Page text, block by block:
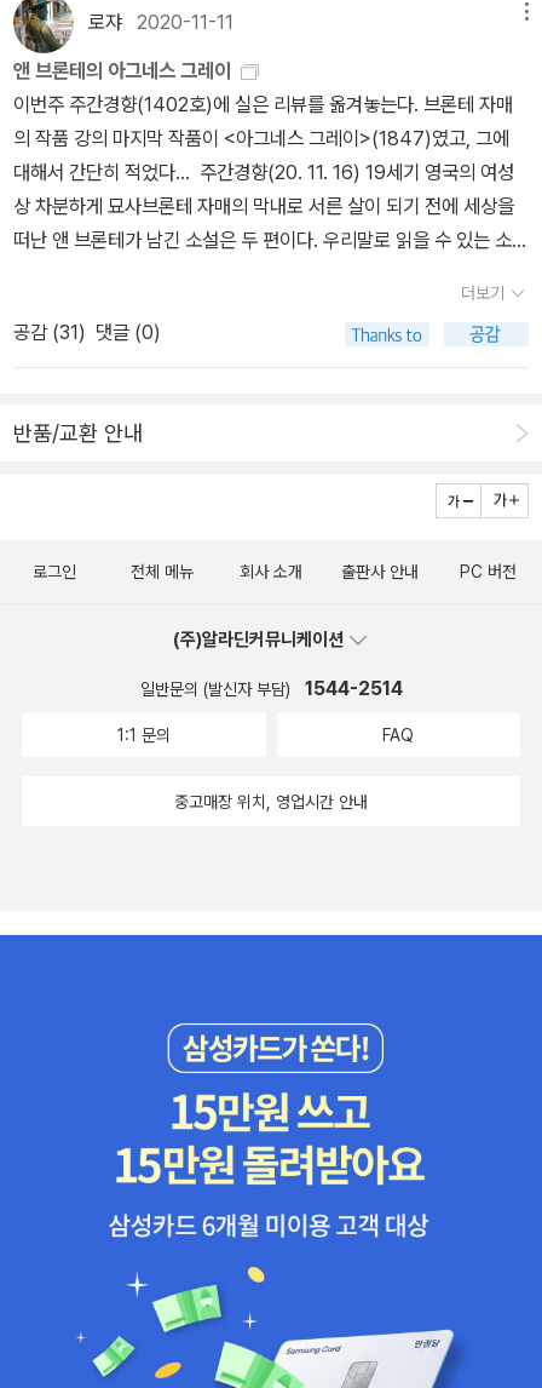
로쟈 2020-11-11
앤 브론테의 아그네스 그레이
이번주 주간경향(1402호)에 실은 리뷰를 옮겨놓는다. 브론테 자매
의 작품 강의 마지막 작품이 <아그네스 그레이>(1847)였고, 그에
대해서 간단히 적었다... 주간경향(20. 11. 16) 19세기 영국의 여성
상 차분하게 묘사브론테 자매의 막내로 서른 살이 되기 전에 세상을
떠난 앤 브론테가 남긴 소설은 두 편이다. 우리말로 읽을 수 있는 소설
그레이> 한 편이다. 주인공의 이름이 제목인 점에서, 그리고 아그네
스가 가정교사라는 점에서 <폭풍의 언덕>보다는 샬럿 브론테의 <제
인 에어>와 닮았고, 또 자연스레 그와 비교된다. 소위 가정교사 소설
작으로 평가받는 <폭풍의 언덕>에 비하면 앤 브론테나 <아그네스 그
레이>는 덜 알려졌다. 영국에서도 사정은 마찬가지로 세 자매 가운데
가장 덜 흥미로운 인물이라는 게 일반적인 평가다. 언니 샬럿의 회상
은 부족했지만, 그만의 독특한 미덕의 소유자였다. 문학에 한정하자
니보다 앤에게 돌려져야 할 듯싶다.<아그네스 그레이>는 무엇보다
현실의 사실적인 재현에 주력한다. 작품에서는 가정교사 아그네스가
남성들이 국외로 빠져나가고 다른 한편으론 결혼 비용의 상승으로 결
여성이었고, 이들은 절실하게 생계의 방편을 찾아야 했다. 교구 목사
가정교사는 가난한 사람들의 대표자로 간주되기도 했다. 소설은 아그
네스가 가정교사로서 겪는 일을 일인칭 시점으로 자세하게, 그리고
실감나게 묘사한다. 제인 에어가 이상적인 여성상을 시범적으로 보여
준다면 아그네스는 현실적인 여성상을 제시한다. <제인 에어>에서는
제인이 결국 자신을 고용한 주인 로체스터와 결혼하는 반면 <아그네
스 그레이>의 아그네스는 교구 목사와 결혼해 행복한 가정을 꾸리는
결말로 마무리된다.제인 에어의 극적인 드라마가 빠진 자리를 채우고
있는 건 아그네스가 가르치기도 한 귀족 계급의 처녀 로잘리의 결혼
이야기다. 제인 오스틴 소설의 인물로도 등장할 법한 로잘리는 자신
의 미모와 지위에 대한 허영으로만 채워진 여성이다. 그는 아그네스
와 같은 ‘하층’ 계급을 무시하며 부유한 귀족과 결혼하여 대저택의 안
더보기
공감 (31) 댓글 (0)
반품/교환 안내
로그인 전체 메뉴 회사 소개 출판사 안내 PC 버전
(주)알라딘커뮤니케이션
일반문의 (발신자 부담) 1544-2514
1:1 문의 FAQ
중고매장 위치, 영업시간 안내